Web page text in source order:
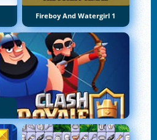
Fireboy And Watergirl 1